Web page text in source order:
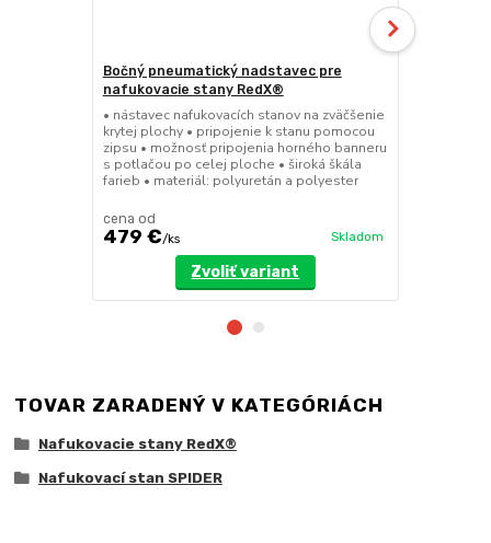
Bočný pneumatický nadstavec pre
nafukovacie stany RedX®
• nástavec nafukovacích stanov na zväčšenie
krytej plochy • pripojenie k stanu pomocou
zipsu • možnosť pripojenia horného banneru
s potlačou po celej ploche • široká škála
farieb • materiál: polyuretán a polyester
cena od
479 €/ks Skladom
Zvoliť variant
TOVAR ZARADENÝ V KATEGÓRIÁCH
Nafukovacie stany RedX®
Nafukovací stan SPIDER